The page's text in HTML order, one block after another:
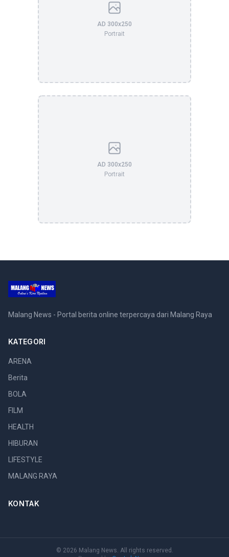
AD 300x250
Portrait
AD 300x250
Portrait
Malang News - Portal berita online terpercaya dari Malang Raya
KATEGORI
ARENA
Berita
BOLA
FILM
HEALTH
HIBURAN
LIFESTYLE
MALANG RAYA
KONTAK
© 2026 Malang News. All rights reserved.